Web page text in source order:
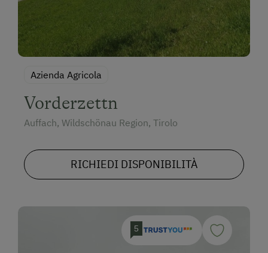
Azienda Agricola
Vorderzettn
Auffach, Wildschönau Region, Tirolo
RICHIEDI DISPONIBILITÀ
5